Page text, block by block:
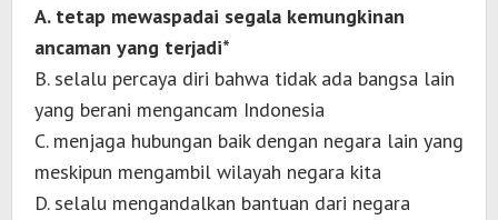
A. tetap mewaspadai segala kemungkinan
ancaman yang terjadi*
B. selalu percaya diri bahwa tidak ada bangsa lain
yang berani mengancam Indonesia
C. menjaga hubungan baik dengan negara lain yang
meskipun mengambil wilayah negara kita
D. selalu mengandalkan bantuan dari negara